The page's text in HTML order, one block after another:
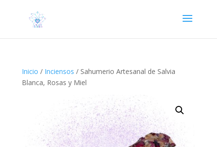
Inicio / Inciensos / Sahumerio Artesanal de Salvia
Blanca, Rosas y Miel